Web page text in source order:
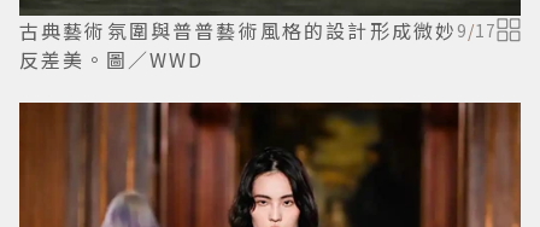
古典藝術氛圍與普普藝術風格的設計形成微妙
反差美。圖／WWD
9/17